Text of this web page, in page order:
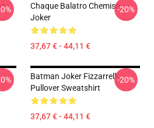
Chaque Balatro Chemise
Joker
37,67 € - 44,11 €
-20%
Batman Joker Fizzarrelli
Pullover Sweatshirt
37,67 € - 44,11 €
-20%